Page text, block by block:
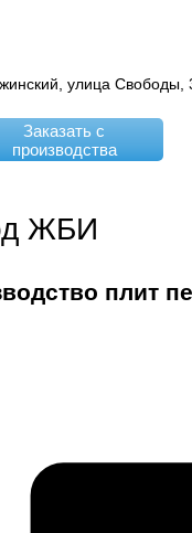
улица Свободы,
Заказать с
производства
ЖБИ
плит